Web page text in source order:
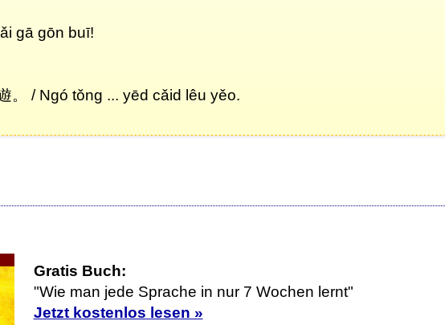
gā gōn buī!
。 / Ngó tǒng ... yēd cǎid lêu yěo.
Gratis Buch:
"Wie man jede Sprache in nur 7 Wochen lernt"
Jetzt kostenlos lesen »